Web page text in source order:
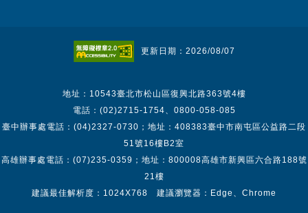
更新日期：2026/08/07
地址：10543臺北市松山區復興北路363號4樓
電話：(02)2715-1754、0800-058-085
臺中辦事處電話：(04)2327-0730；地址：408383臺中市南屯區公益路二段
51號16樓B2室
高雄辦事處電話：(07)235-0359；地址：800008高雄市新興區六合路188號
21樓
建議最佳解析度：1024X768 建議瀏覽器：Edge、Chrome